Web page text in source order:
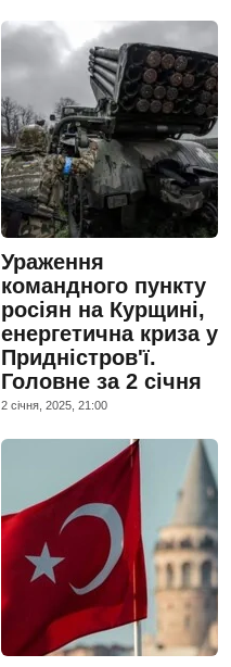
Ураження
командного пункту
росіян на Курщині,
енергетична криза у
Придністров'ї.
Головне за 2 січня
2 сiчня, 2025, 21:00